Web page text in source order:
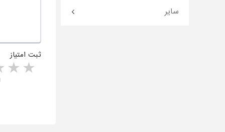
ثبت امتیاز
1 star
سایر